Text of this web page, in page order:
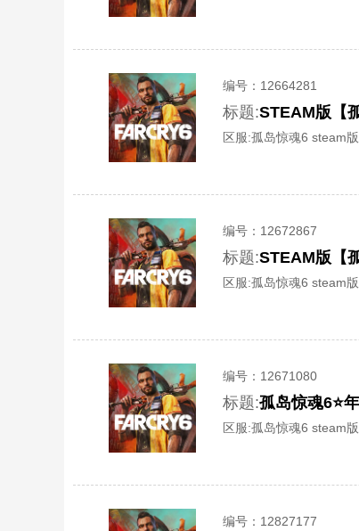
编号： 12664281
标题:STEAM版【
区服:孤岛惊魂6 steam
编号： 12672867
标题:STEAM版【
区服:孤岛惊魂6 steam
编号： 12671080
标题:孤岛惊魂6⭐
区服:孤岛惊魂6 steam
编号： 12827177